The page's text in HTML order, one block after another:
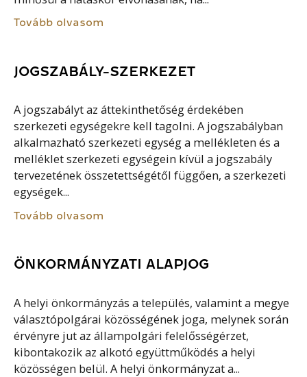
Tovább olvasom
JOGSZABÁLY-SZERKEZET
A jogszabályt az áttekinthetőség érdekében
szerkezeti egységekre kell tagolni. A jogszabályban
alkalmazható szerkezeti egység a mellékleten és a
melléklet szerkezeti egységein kívül a jogszabály
tervezetének összetettségétől függően, a szerkezeti
egységek...
Tovább olvasom
ÖNKORMÁNYZATI ALAPJOG
A helyi önkormányzás a település, valamint a megye
választópolgárai közösségének joga, melynek során
érvényre jut az állampolgári felelősségérzet,
kibontakozik az alkotó együttműködés a helyi
közösségen belül. A helyi önkormányzat a...